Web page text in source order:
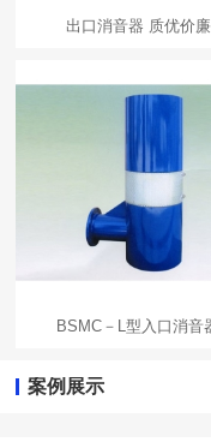
出口消音器 质优价廉
BSMC－L型入口消音
案例展示